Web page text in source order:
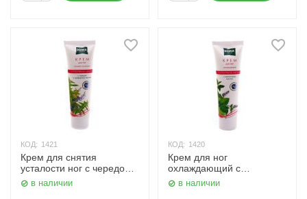
КОД: 1421
Крем для cнятия
усталости ног с чередой
100 мл. Domix
в наличии
КОД: 1420
Крем для ног
охлаждающий с
ментолом 100 мл. Domix
в наличии